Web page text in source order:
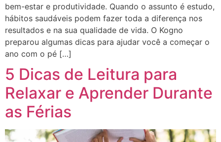
bem-estar e produtividade. Quando o assunto é estudo,
hábitos saudáveis podem fazer toda a diferença nos
resultados e na sua qualidade de vida. O Kogno
preparou algumas dicas para ajudar você a começar o
ano com o pé […]
5 Dicas de Leitura para
Relaxar e Aprender Durante
as Férias